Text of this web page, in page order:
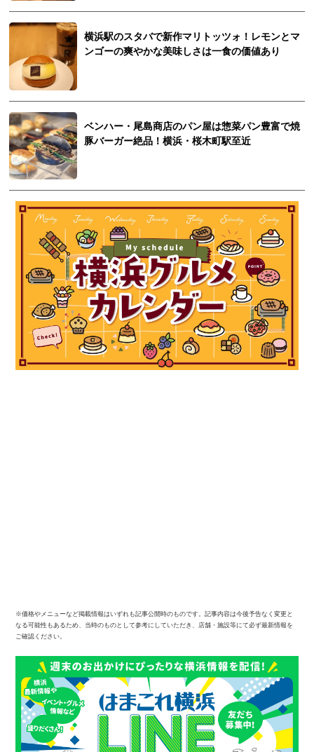
横浜駅のスタバで新作マリトッツォ！レモンとマ
ンゴーの爽やかな美味しさは一食の価値あり
ベンハー・尾島商店のパン屋は惣菜パン豊富で焼
豚バーガー絶品！横浜・桜木町駅至近
※価格やメニューなど掲載情報はいずれも記事公開時のものです。記事内容は今後予告なく変更と
なる可能性もあるため、当時のものとして参考にしていただき、店舗・施設等にて必ず最新情報を
ご確認ください。